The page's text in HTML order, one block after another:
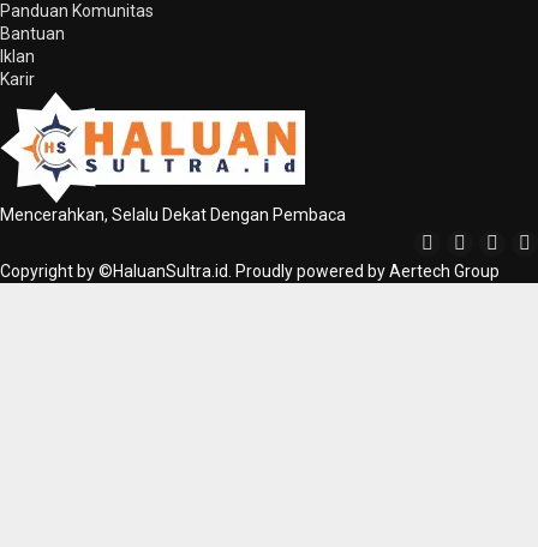
Panduan Komunitas
Bantuan
Iklan
Karir
Mencerahkan, Selalu Dekat Dengan Pembaca
Copyright by ©HaluanSultra.id. Proudly powered by Aertech Group